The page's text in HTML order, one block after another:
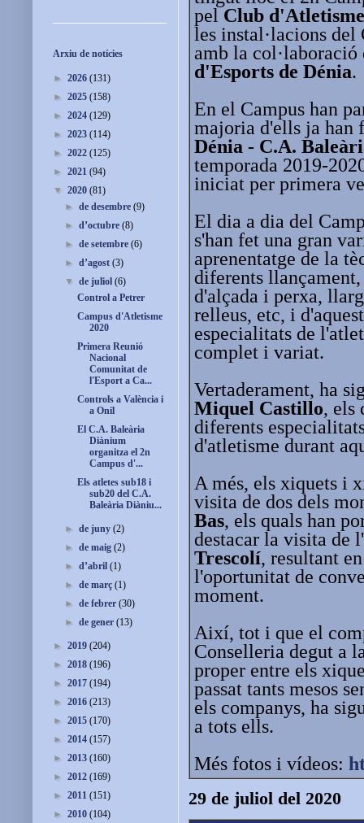
pel Club
les instal·lacions
amb la
d'Esports de Dénia.
En el Campus han
majoria d'ells ja han
Dénia - C.A.
temporada 2019-
iniciat per primera
El dia a dia del
s'han fet una gran
aprenentatge de la
diferents
d'alçada i perxa,
relleus, etc, i
especialitats de
complet i variat.
Vertaderament, ha
Miquel Castillo, els
diferents
d'atletisme durant
A més, els xiquets i
visita de dos dels
Bas, els quals han
destacar la visita de
Trescolí, resultant
l'oportunitat de
moment.
Així, tot i que el
Conselleria degut a
proper entre els
passat tants mesos
els companys, ha
a tots ells.
Més fotos i vídeos:
29 de juliol del 2020
Arxiu de notícies
► 2026 (131)
► 2025 (158)
► 2024 (129)
► 2023 (114)
► 2022 (125)
► 2021 (94)
▼ 2020 (81)
►de desembre(9)
►d’octubre(8)
►de setembre(6)
►d’agost(3)
▼de juliol(6)
Control a Petrer
Campus d'Atletisme
2020
Primera Reunió
Nacional
Comunitat de
l'Esport a Ca...
Controls a València i
a Onil
El C.A. Baleària
Diànium
organitza el 2n
Campus d'...
Els atletes sub18 i
sub20 del C.A.
Baleària Diàniu...
►de juny(2)
►de maig(2)
►d’abril(1)
►de març(1)
►de febrer(30)
►de gener(13)
► 2019 (204)
► 2018 (196)
► 2017 (194)
► 2016 (213)
► 2015 (170)
► 2014 (157)
► 2013 (160)
► 2012 (169)
► 2011 (151)
► 2010 (104)